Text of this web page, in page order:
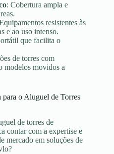
: Cobertura ampla e
resistentes às
e ao uso intenso.
que facilita o
de torres com
modelos movidos a
o Aluguel de Torres
de torres de
contar com a expertise e
mercado em soluções de